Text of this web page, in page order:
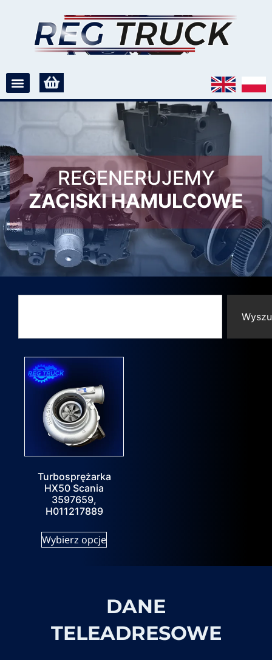
REGENERUJEMY
ZACISKI HAMULCOWE
Turbosprężarka
HX50 Scania
3597659,
H011217889
Wybierz opcje
DANE
TELEADRESOWE